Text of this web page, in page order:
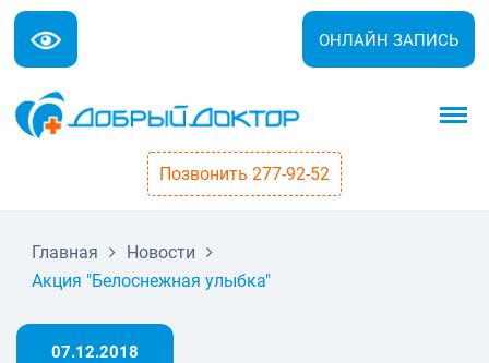
ОНЛАЙН ЗАПИСЬ
Позвонить 277-92-52
Главная
Новости
Акция "Белоснежная улыбка"
07.12.2018